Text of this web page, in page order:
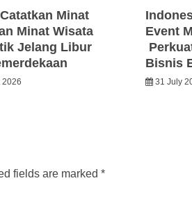
Minat
Minat Wisata
Jelang Libur
2026
Event
Bisnis
31 July
fields are marked *